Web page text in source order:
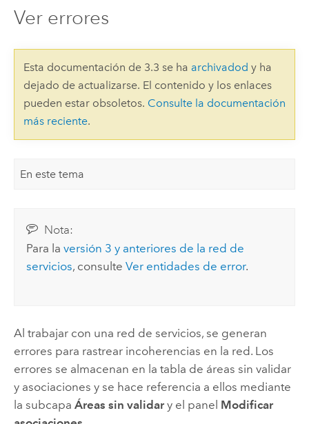
Ver errores
Esta documentación de 3.3 se ha archivadod y ha
dejado de actualizarse. El contenido y los enlaces
pueden estar obsoletos. Consulte la documentación
más reciente.
En este tema
Nota:
Para laversión 3 y anteriores de la red de
servicios, consulteVer entidades de error.
Al trabajar con una red de servicios, se generan
errores para rastrear incoherencias en la red. Los
errores se almacenan en la tabla de áreas sin validar
y asociaciones y se hace referencia a ellos mediante
la subcapa Áreas sin validary el panel Modificar